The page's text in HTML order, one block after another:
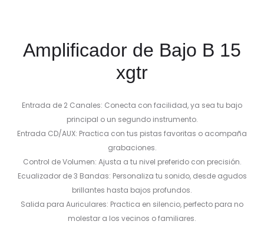
Amplificador de Bajo B 15
xgtr
Entrada de 2 Canales: Conecta con facilidad, ya sea tu bajo
principal o un segundo instrumento.
Entrada CD/AUX: Practica con tus pistas favoritas o acompaña
grabaciones.
Control de Volumen: Ajusta a tu nivel preferido con precisión.
Ecualizador de 3 Bandas: Personaliza tu sonido, desde agudos
brillantes hasta bajos profundos.
Salida para Auriculares: Practica en silencio, perfecto para no
molestar a los vecinos o familiares.